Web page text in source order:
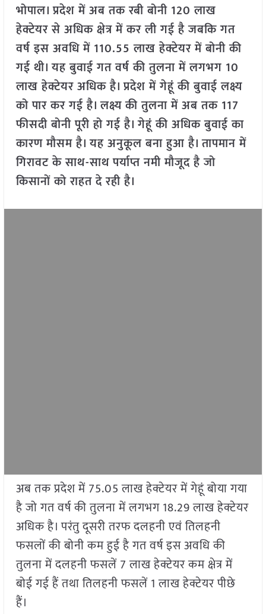
भोपाल। प्रदेश में अब तक रबी बोनी 120 लाख
हेक्टेयर से अधिक क्षेत्र में कर ली गई है जबकि गत
वर्ष इस अवधि में 110.55 लाख हेक्टेयर में बोनी की
गई थी। यह बुवाई गत वर्ष की तुलना में लगभग 10
लाख हेक्टेयर अधिक है। प्रदेश में गेहूं की बुवाई लक्ष्य
को पार कर गई है। लक्ष्य की तुलना में अब तक 117
फीसदी बोनी पूरी हो गई है। गेहूं की अधिक बुवाई का
कारण मौसम है। यह अनुकूल बना हुआ है। तापमान में
गिरावट के साथ-साथ पर्याप्त नमी मौजूद है जो
किसानों को राहत दे रही है।
अब तक प्रदेश में 75.05 लाख हेक्टेयर में गेहूं बोया गया
है जो गत वर्ष की तुलना में लगभग 18.29 लाख हेक्टेयर
अधिक है। परंतु दूसरी तरफ दलहनी एवं तिलहनी
फसलों की बोनी कम हुई है गत वर्ष इस अवधि की
तुलना में दलहनी फसलें 7 लाख हेक्टेयर कम क्षेत्र में
बोई गई हैं तथा तिलहनी फसलें 1 लाख हेक्टेयर पीछे
हैं।